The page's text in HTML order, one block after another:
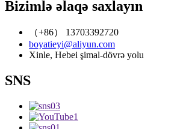
Bizimlə əlaqə saxlayın
（+86） 13703392720
boyatieyi@aliyun.com
Xinle, Hebei şimal-dövrə yolu
SNS